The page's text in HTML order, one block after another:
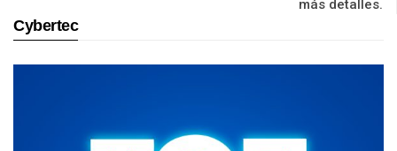
más detalles.
Cybertec